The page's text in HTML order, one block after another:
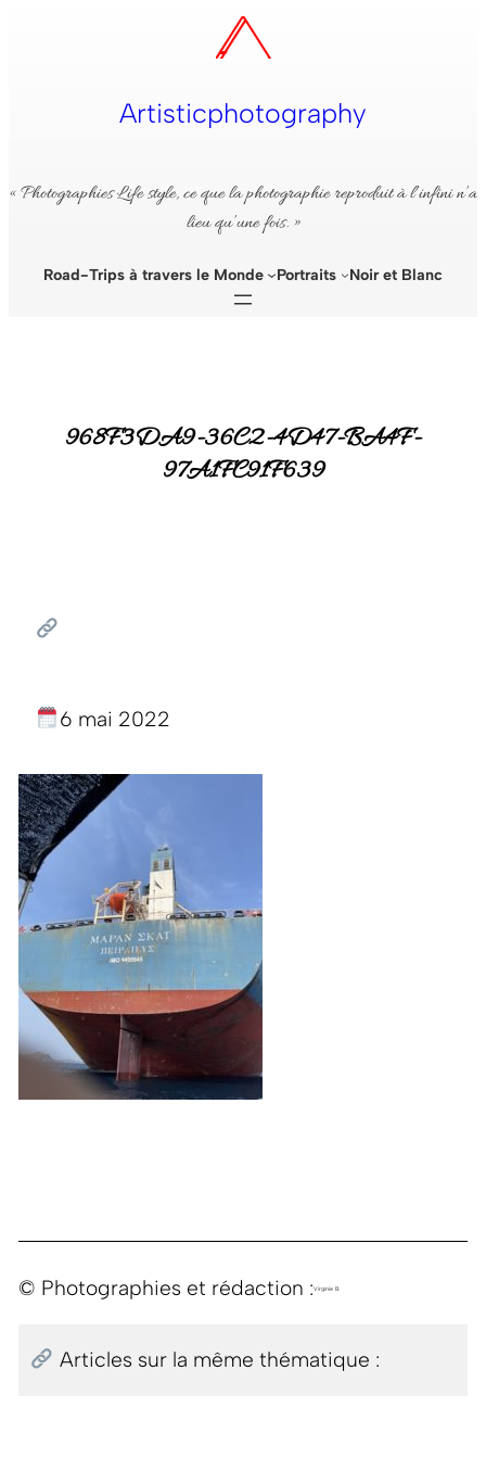
Artisticphotography
« Photographies Life style, ce que la photographie reproduit à l’infini n’a
lieu qu’une fois. »
Road-Trips à travers le Monde Portraits Noir et Blanc
968F3DA9-36C2-4D47-BA4F-
97A1FC91F639
6 mai 2022
© Photographies et rédaction :Virginie B.
Articles sur la même thématique :